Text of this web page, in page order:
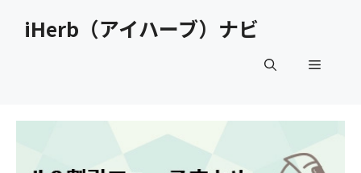
iHerb（アイハーブ）ナビ
メ